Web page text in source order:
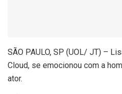
SÃO PAULO, SP (UOL/ JT) –
Cloud, se emocionou com a
ator.